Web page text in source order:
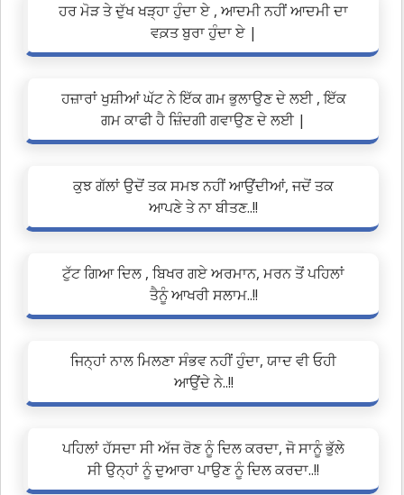
ਹਰ ਮੋੜ ਤੇ ਦੁੱਖ ਖੜ੍ਹਾ ਹੁੰਦਾ ਏ , ਆਦਮੀ ਨਹੀਂ ਆਦਮੀ ਦਾ
ਵਕ਼ਤ ਬੁਰਾ ਹੁੰਦਾ ਏ |
ਹਜ਼ਾਰਾਂ ਖੁਸ਼ੀਆਂ ਘੱਟ ਨੇ ਇੱਕ ਗਮ ਭੁਲਾਉਣ ਦੇ ਲਈ , ਇੱਕ
ਗਮ ਕਾਫੀ ਹੈ ਜ਼ਿੰਦਗੀ ਗਵਾਉਣ ਦੇ ਲਈ |
ਕੁਝ ਗੱਲਾਂ ਉਦੋਂ ਤਕ ਸਮਝ ਨਹੀਂ ਆਉਂਦੀਆਂ, ਜਦੋਂ ਤਕ
ਆਪਣੇ ਤੇ ਨਾ ਬੀਤਣ..!!
ਟੁੱਟ ਗਿਆ ਦਿਲ , ਬਿਖਰ ਗਏ ਅਰਮਾਨ, ਮਰਨ ਤੋਂ ਪਹਿਲਾਂ
ਤੈਨੂੰ ਆਖਰੀ ਸਲਾਮ..!!
ਜਿਨ੍ਹਾਂ ਨਾਲ ਮਿਲਣਾ ਸੰਭਵ ਨਹੀਂ ਹੁੰਦਾ, ਯਾਦ ਵੀ ਓਹੀ
ਆਉਂਦੇ ਨੇ..!!
ਪਹਿਲਾਂ ਹੱਸਦਾ ਸੀ ਅੱਜ ਰੋਣ ਨੂੰ ਦਿਲ ਕਰਦਾ, ਜੋ ਸਾਨੂੰ ਭੁੱਲੇ
ਸੀ ਉਨ੍ਹਾਂ ਨੂੰ ਦੁਆਰਾ ਪਾਉਣ ਨੂੰ ਦਿਲ ਕਰਦਾ..!!